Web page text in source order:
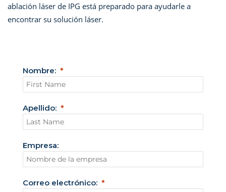
ablación láser de IPG está preparado para ayudarle a
encontrar su solución láser.
Nombre:
Apellido:
Empresa:
Correo electrónico: